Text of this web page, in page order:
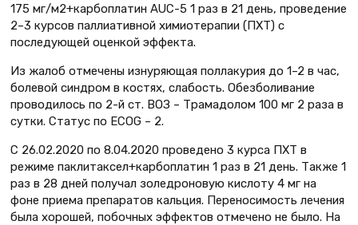
175 мг/м2+карбоплатин AUC-5 1 раз в 21 день, проведение
2–3 курсов паллиативной химиотерапии (ПХТ) с
последующей оценкой эффекта.
Из жалоб отмечены изнуряющая поллакурия до 1–2 в час,
болевой синдром в костях, слабость. Обезболивание
проводилось по 2-й ст. ВОЗ – Трамадолом 100 мг 2 раза в
сутки. Статус по ECOG – 2.
С 26.02.2020 по 8.04.2020 проведено 3 курса ПХТ в
режиме паклитаксел+карбоплатин 1 раз в 21 день. Также 1
раз в 28 дней получал золедроновую кислоту 4 мг на
фоне приема препаратов кальция. Переносимость лечения
была хорошей, побочных эффектов отмечено не было. На